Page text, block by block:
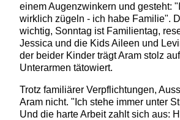
einem Augenzwinkern und gesteht:
wirklich zügeln - ich habe Familie".
wichtig, Sonntag ist Familientag,
Jessica und die Kids Aileen und
der beider Kinder trägt Aram stolz
Unterarmen tätowiert.
Trotz familiärer Verpflichtungen,
Aram nicht. "Ich stehe immer unter
Und die harte Arbeit zahlt sich aus: